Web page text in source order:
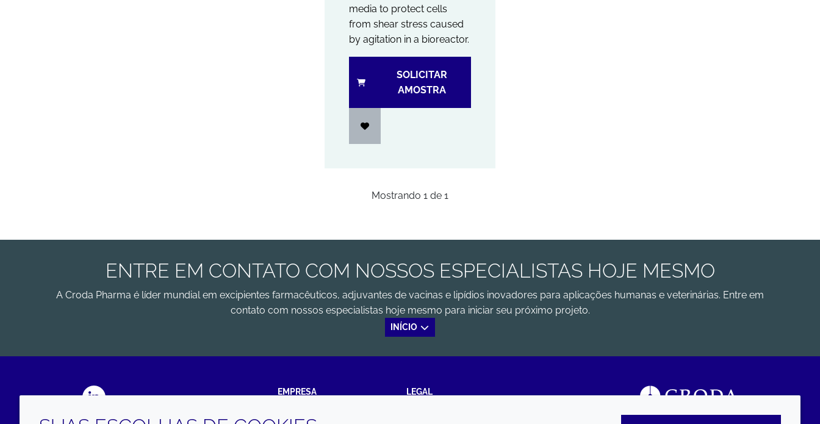
media to protect cells
from shear stress caused
by agitation in a bioreactor.
SOLICITAR
AMOSTRA
Mostrando 1 de 1
ENTRE EM CONTATO COM NOSSOS ESPECIALISTAS HOJE MESMO
A Croda Pharma é líder mundial em excipientes farmacêuticos, adjuvantes de vacinas e lipídios inovadores para aplicações humanas e veterinárias. Entre em
contato com nossos especialistas hoje mesmo para iniciar seu próximo projeto.
INÍCIO
EMPRESA LEGAL